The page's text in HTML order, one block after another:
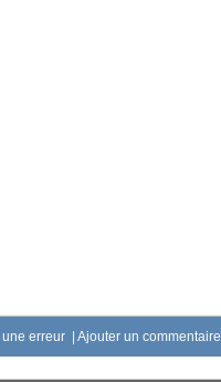
erreur Ajouter un commentaire